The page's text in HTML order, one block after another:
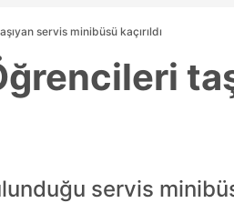
servis minibüsü kaçırıldı
servis